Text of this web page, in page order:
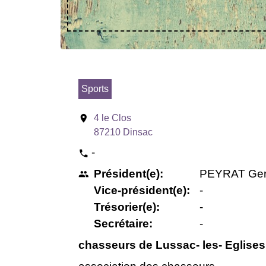
Sports
location_on
4 le Clos
87210 Dinsac
phone -
people Président(e):
Vice-président(e):
Trésorier(e):
Secrétaire:
PEYRAT
-
-
-
chasseurs de Lussac- les- Eglises